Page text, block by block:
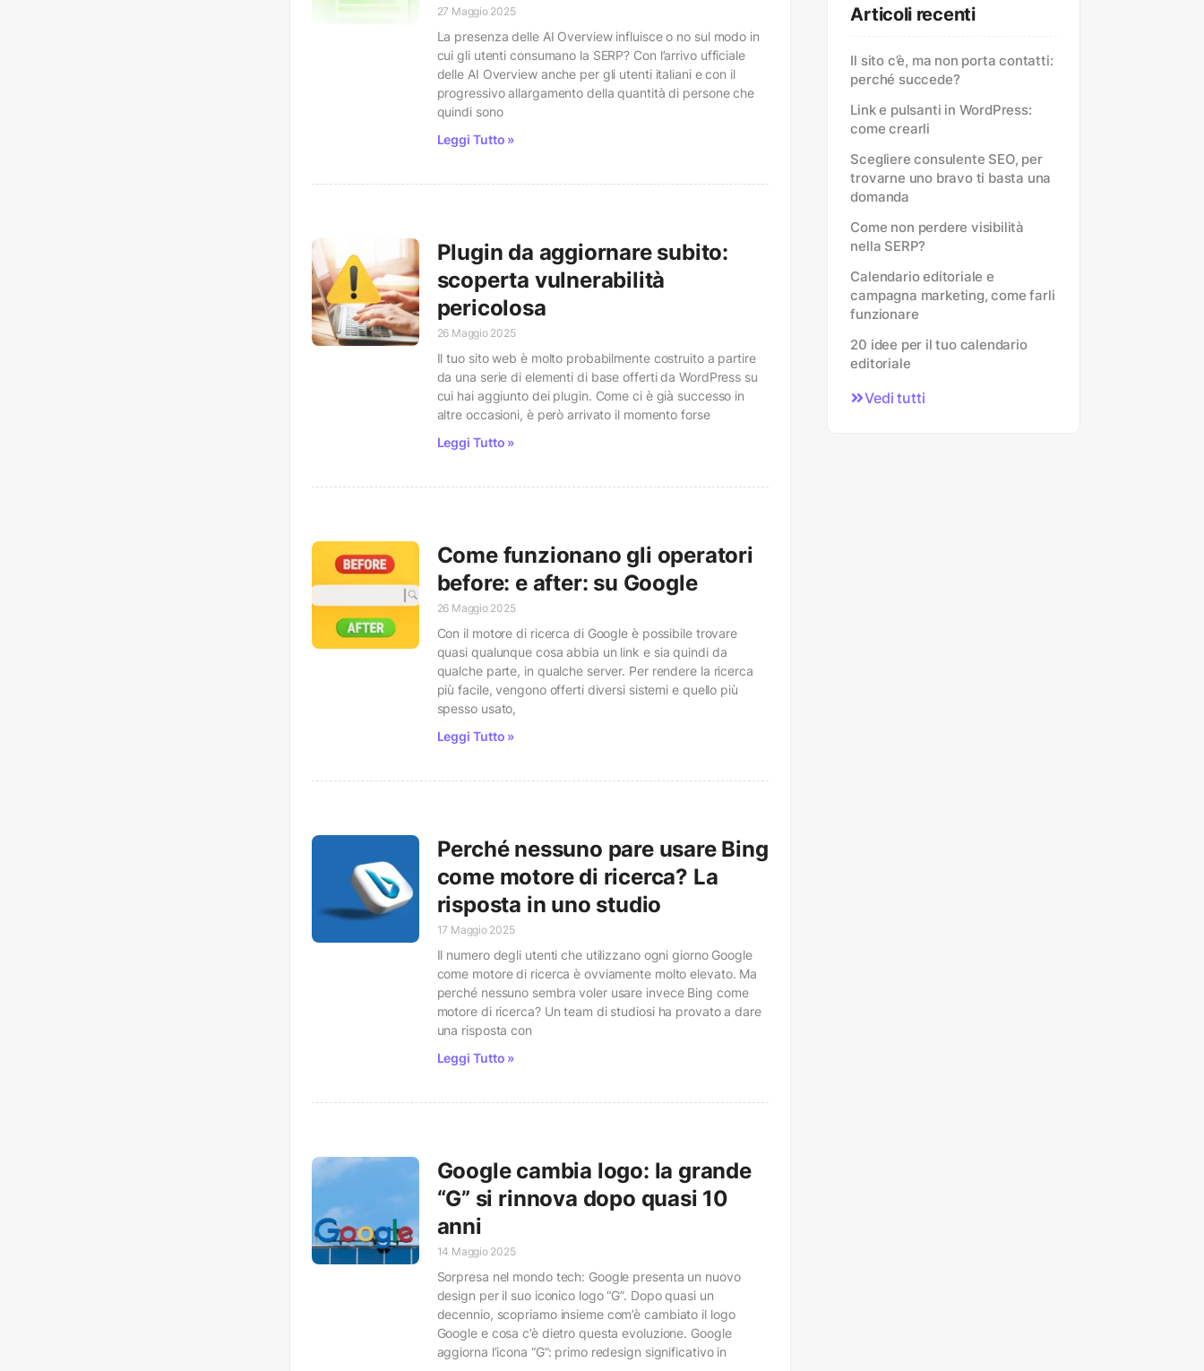
27 Maggio 2025
La presenza delle AI Overview influisce o no sul modo in
cui gli utenti consumano la SERP? Con l’arrivo ufficiale
delle AI Overview anche per gli utenti italiani e con il
progressivo allargamento della quantità di persone che
quindi sono
Leggi Tutto »
Plugin da aggiornare subito:
scoperta vulnerabilità
pericolosa
26 Maggio 2025
Il tuo sito web è molto probabilmente costruito a partire
da una serie di elementi di base offerti da WordPress su
cui hai aggiunto dei plugin. Come ci è già successo in
altre occasioni, è però arrivato il momento forse
Leggi Tutto »
Come funzionano gli operatori
before: e after: su Google
26 Maggio 2025
Con il motore di ricerca di Google è possibile trovare
quasi qualunque cosa abbia un link e sia quindi da
qualche parte, in qualche server. Per rendere la ricerca
più facile, vengono offerti diversi sistemi e quello più
spesso usato,
Leggi Tutto »
Perché nessuno pare usare Bing
come motore di ricerca? La
risposta in uno studio
17 Maggio 2025
Il numero degli utenti che utilizzano ogni giorno Google
come motore di ricerca è ovviamente molto elevato. Ma
perché nessuno sembra voler usare invece Bing come
motore di ricerca? Un team di studiosi ha provato a dare
una risposta con
Leggi Tutto »
Google cambia logo: la grande
“G” si rinnova dopo quasi 10
anni
14 Maggio 2025
Sorpresa nel mondo tech: Google presenta un nuovo
design per il suo iconico logo “G”. Dopo quasi un
decennio, scopriamo insieme com’è cambiato il logo
Google e cosa c’è dietro questa evoluzione. Google
aggiorna l’icona “G”: primo redesign significativo in
Articoli recenti
Il sito c’è, ma non porta contatti:
perché succede?
Link e pulsanti in WordPress:
come crearli
Scegliere consulente SEO, per
trovarne uno bravo ti basta una
domanda
Come non perdere visibilità
nella SERP?
Calendario editoriale e
campagna marketing, come farli
funzionare
20 idee per il tuo calendario
editoriale
Vedi tutti